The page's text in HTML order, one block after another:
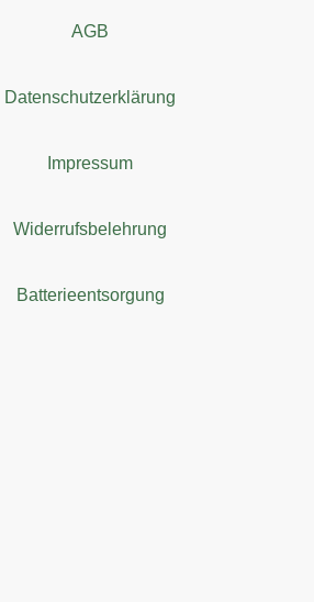
AGB
Datenschutzerklärung
Impressum
Widerrufsbelehrung
Batterieentsorgung